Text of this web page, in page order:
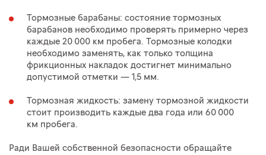
Тормозные барабаны: состояние тормозных
барабанов необходимо проверять примерно через
каждые 20 000 км пробега. Тормозные колодки
необходимо заменять, как только толщина
фрикционных накладок достигнет минимально
допустимой отметки — 1,5 мм.
Тормозная жидкость: замену тормозной жидкости
стоит производить каждые два года или 60 000
км пробега.
Ради Вашей собственной безопасности обращайте